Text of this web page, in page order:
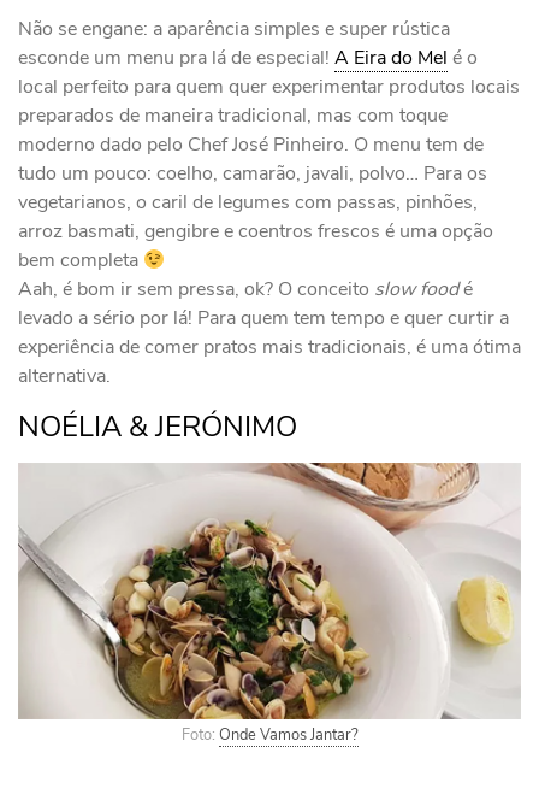
Não se engane: a aparência simples e super rústica
esconde um menu pra lá de especial! A Eira do Mel é o
local perfeito para quem quer experimentar produtos locais
preparados de maneira tradicional, mas com toque
moderno dado pelo Chef José Pinheiro. O menu tem de
tudo um pouco: coelho, camarão, javali, polvo… Para os
vegetarianos, o caril de legumes com passas, pinhões,
arroz basmati, gengibre e coentros frescos é uma opção
bem completa
Aah, é bom ir sem pressa, ok? O conceito slow foodé
levado a sério por lá! Para quem tem tempo e quer curtir a
experiência de comer pratos mais tradicionais, é uma ótima
alternativa.
NOÉLIA & JERÓNIMO
Foto: Onde Vamos Jantar?